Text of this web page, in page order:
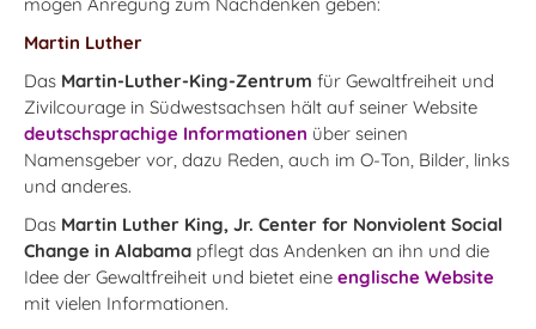
Martin Luther
Das Martin-Luther-King-Zentrum für Gewaltfreiheit und
Zivilcourage in Südwestsachsen hält auf seiner Website
deutschsprachige Informationen über seinen
Namensgeber vor, dazu Reden, auch im O-Ton, Bilder, links
und anderes.
Das Martin Luther King, Jr. Center for Nonviolent Social
Change in Alabama pflegt das Andenken an ihn und die
Idee der Gewaltfreiheit und bietet eine englische Website
mit vielen Informationen.